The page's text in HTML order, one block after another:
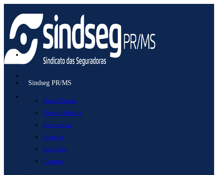
para
conteúdo
Sindseg PR/MS
Quem Somos
Nossa História
Associadas
Estatuto
Estrutura
Contato